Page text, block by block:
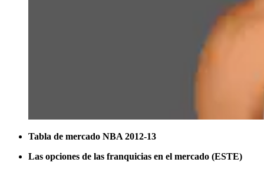
Tabla de mercado NBA 2012-13
Las opciones de las franquicias en el mercado (ESTE)